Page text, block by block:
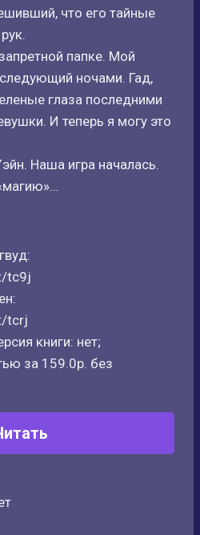
что его тайные
папке. Мой
ночами. Гад,
глаза последними
И теперь я могу это
Наша игра началась.
tc9j
tcrj
книги: нет;
за 159.0р. без